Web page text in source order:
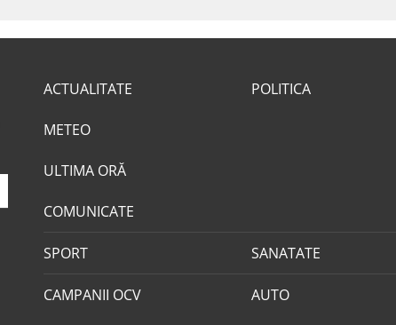
ACTUALITATE
METEO
ULTIMA ORĂ
COMUNICATE
POLITICA
SPORT SANATATE
CAMPANII OCV AUTO